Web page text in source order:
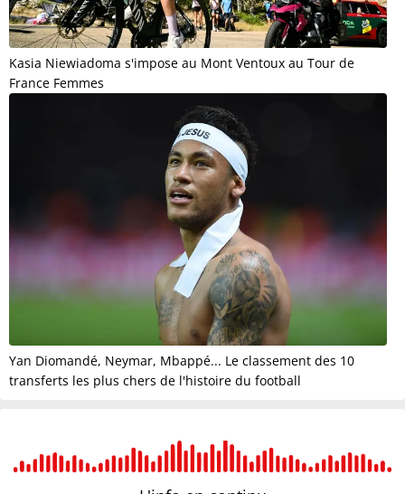
Kasia Niewiadoma s'impose au Mont Ventoux au Tour de
France Femmes
Yan Diomandé, Neymar, Mbappé... Le classement des 10
transferts les plus chers de l'histoire du football